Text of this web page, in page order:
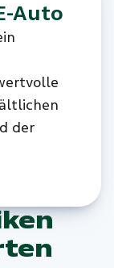
Auto
der